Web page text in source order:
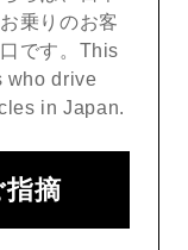
乗りのお客
です。This
who drive
in Japan.
摘